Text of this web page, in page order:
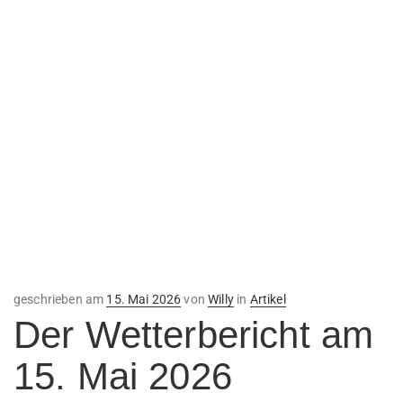
geschrieben am Veröffentlicht
am
15. Mai 2026vonWillyin Artikel
Der Wetterbericht am
15. Mai 2026